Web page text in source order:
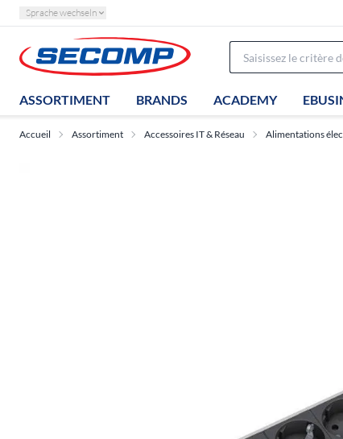
Sprache wechseln
ASSORTIMENT BRANDS ACADEMY
Accueil Assortiment Accessoires IT & Réseau Alimentations